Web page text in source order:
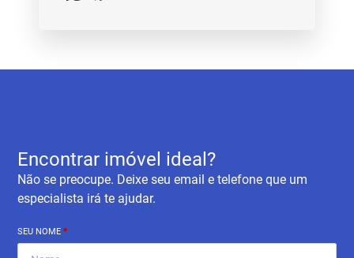
Encontrar imóvel ideal?
Não se preocupe. Deixe seu email e telefone que um
especialista irá te ajudar.
SEU NOME*